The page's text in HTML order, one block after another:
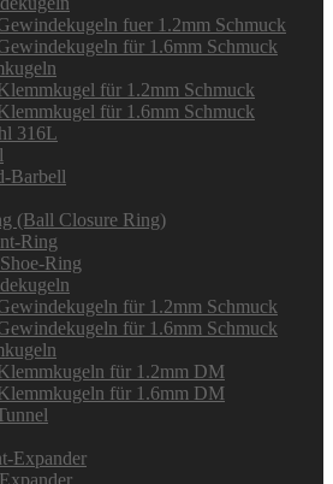
fuer 1.2mm Schmuck
für 1.6mm Schmuck
für 1.2mm Schmuck
für 1.6mm Schmuck
316L
Barbell
(Ball Closure Ring)
Ring
Ring
für 1.2mm Schmuck
für 1.6mm Schmuck
für 1.2mm DM
für 1.6mm DM
Expander